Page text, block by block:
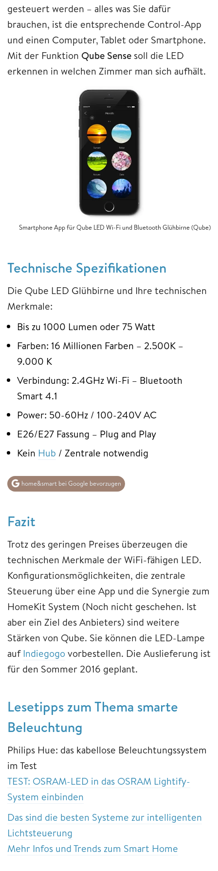
gesteuert werden – alles was Sie dafür
brauchen, ist die entsprechende Control-App
und einen Computer, Tablet oder Smartphone.
Mit der Funktion Qube Sense soll die LED
erkennen in welchen Zimmer man sich aufhält.
Smartphone App für Qube LED Wi-Fi und Bluetooth Glühbirne (Qube)
Technische Spezifikationen
Die Qube LED Glühbirne und Ihre technischen
Merkmale:
Bis zu 1000 Lumen oder 75 Watt
Farben: 16 Millionen Farben – 2.500K –
9.000 K
Verbindung: 2.4GHz Wi-Fi – Bluetooth
Smart 4.1
Power: 50-60Hz / 100-240V AC
E26/E27 Fassung – Plug and Play
Kein Hub / Zentrale notwendig
home&smart bei Google bevorzugen
Fazit
Trotz des geringen Preises überzeugen die
technischen Merkmale der WiFi-fähigen LED.
Konfigurationsmöglichkeiten, die zentrale
Steuerung über eine App und die Synergie zum
HomeKit System (Noch nicht geschehen. Ist
aber ein Ziel des Anbieters) sind weitere
Stärken von Qube. Sie können die LED-Lampe
auf Indiegogovorbestellen. Die Auslieferung ist
für den Sommer 2016 geplant.
Lesetipps zum Thema smarte
Beleuchtung
Philips Hue: das kabellose Beleuchtungssystem
im Test
TEST: OSRAM-LED in das OSRAM Lightify-
System einbinden
Das sind die besten Systeme zur intelligenten
Lichtsteuerung
Mehr Infos und Trends zum Smart Home